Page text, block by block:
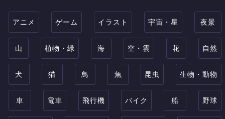
アニメ ゲーム イラスト 宇宙・星 夜景
山 植物・緑 海 空・雲 花 自然
犬 猫 鳥 魚 昆虫 生物・動物
車 電車 飛行機 バイク 船 野球